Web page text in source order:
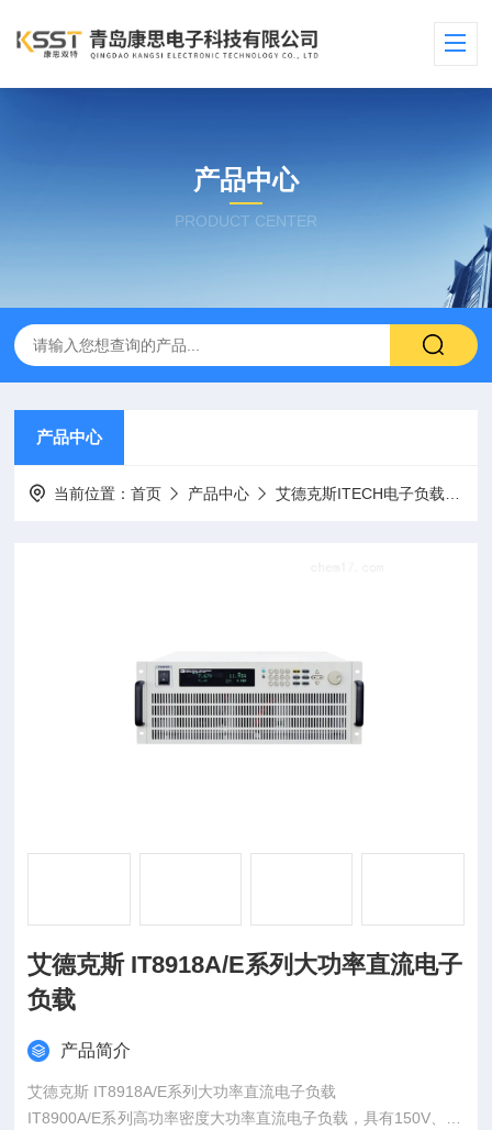
产品中心
PRODUCT CENTER
产品中心
当前位置：首页 产品中心 艾德克斯ITECH电子负载
艾德克斯 IT8918A/E系列大功率直流电子
负载
产品简介
艾德克斯 IT8918A/E系列大功率直流电子负载
IT8900A/E系列高功率密度大功率直流电子负载，具有150V、60